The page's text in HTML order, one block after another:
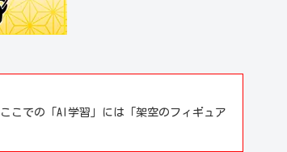
こでの「AI学習」には「架空のフィギュア